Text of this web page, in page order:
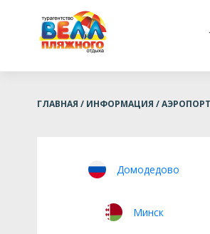
ГЛАВНАЯ ИНФОРМАЦИЯ
Домодедово
Минск